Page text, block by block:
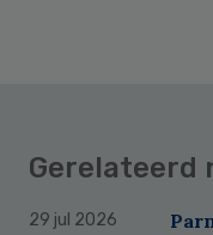
Gerelateerd
29 jul 2026